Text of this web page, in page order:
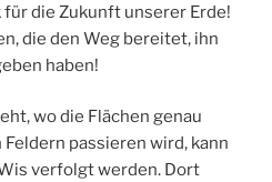
für die Zukunft unserer Erde!
die den Weg bereitet, ihn
haben!
wo die Flächen genau
passieren wird, kann
verfolgt werden. Dort